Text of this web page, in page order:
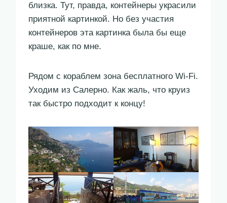
близка. Тут, правда, контейнеры украсили
приятной картинкой. Но без участия
контейнеров эта картинка была бы еще
краше, как по мне.
Рядом с кораблем зона бесплатного Wi-Fi.
Уходим из Салерно. Как жаль, что круиз
так быстро подходит к концу!